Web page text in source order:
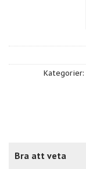
Kategorier:
Bra att veta